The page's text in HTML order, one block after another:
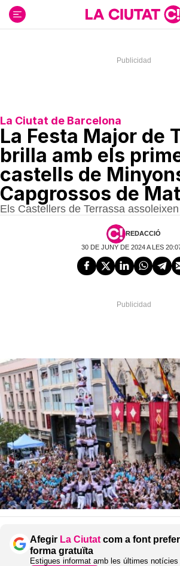
contenido
La Ciutat de Barcelona
La Festa Major de
brilla amb els
castells de
Capgrossos de
Els Castellers de Terrassa
REDACCIÓ
30 DE JUNY DE 2024 A LES
Afegir La Ciutat com a font
forma gratuïta
Estigues informat amb les últimes